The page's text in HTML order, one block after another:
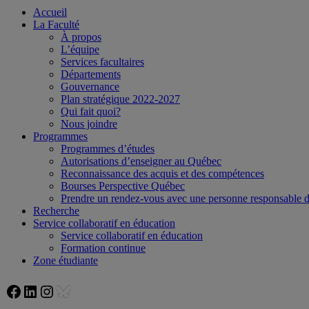
Accueil
La Faculté
À propos
L’équipe
Services facultaires
Départements
Gouvernance
Plan stratégique 2022-2027
Qui fait quoi?
Nous joindre
Programmes
Programmes d’études
Autorisations d’enseigner au Québec
Reconnaissance des acquis et des compétences
Bourses Perspective Québec
Prendre un rendez-vous avec une personne responsable
Recherche
Service collaboratif en éducation
Service collaboratif en éducation
Formation continue
Zone étudiante
Facebook
LinkedIn
Instagram
Bluesky